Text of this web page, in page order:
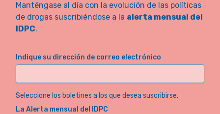
Manténgase al día con la evolución de las políticas
de drogas suscribiéndose a la alerta mensual del
IDPC.
Indique su dirección de correo electrónico
Seleccione los boletines a los que desea suscribirse.
La Alerta mensual del IDPC